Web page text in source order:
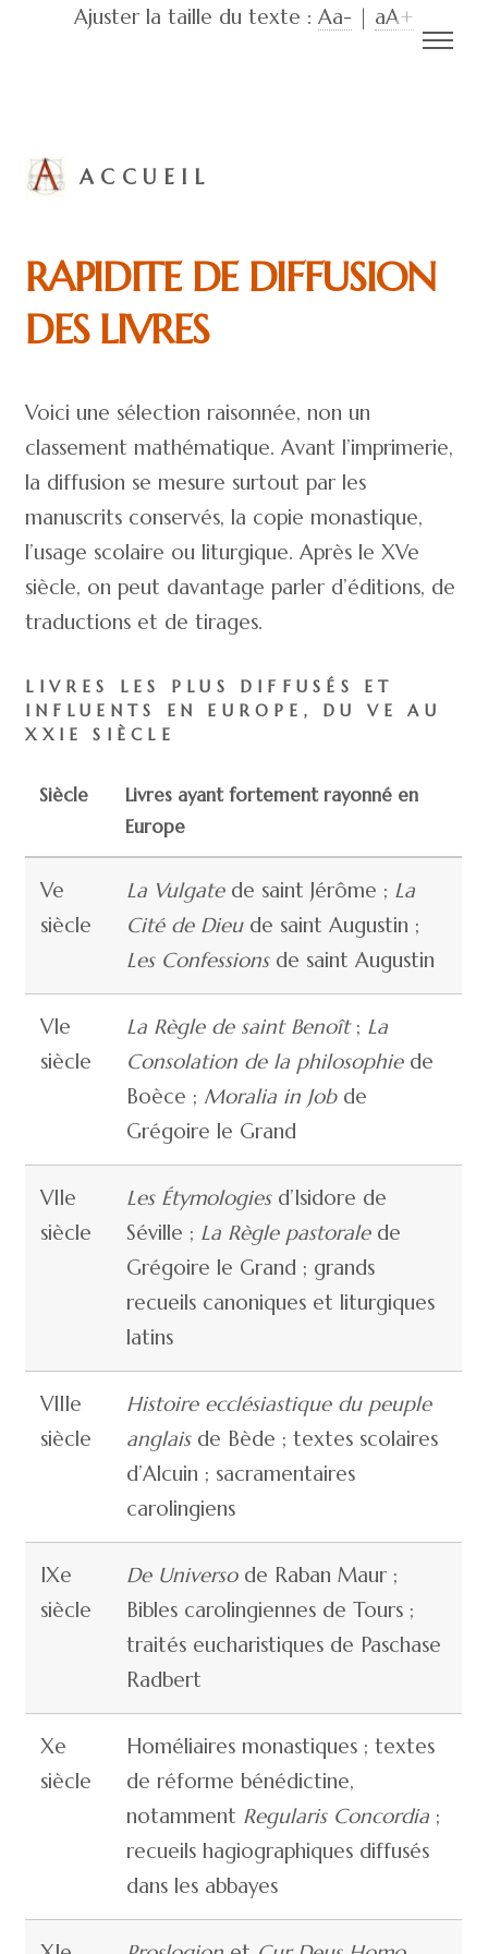
Ajuster la taille du texte : Aa- | aA+
ACCUEIL
RAPIDITE DE DIFFUSION
DES LIVRES
Voici une sélection raisonnée, non un
classement mathématique. Avant l’imprimerie,
la diffusion se mesure surtout par les
manuscrits conservés, la copie monastique,
l’usage scolaire ou liturgique. Après le XVe
siècle, on peut davantage parler d’éditions, de
traductions et de tirages.
LIVRES LES PLUS DIFFUSÉS ET
INFLUENTS EN EUROPE, DU VE AU
XXIE SIÈCLE
Siècle
Livres ayant fortement rayonné en
Europe
Ve
siècle
La Vulgatede saint Jérôme ; La
Cité de Dieude saint Augustin ;
Les Confessionsde saint Augustin
VIe
siècle
La Règle de saint Benoît; La
Consolation de la philosophiede
Boèce ; Moralia in Jobde
Grégoire le Grand
VIIe
siècle
Les Étymologiesd’Isidore de
Séville ; La Règle pastoralede
Grégoire le Grand ; grands
recueils canoniques et liturgiques
latins
VIIIe
siècle
Histoire ecclésiastique du peuple
anglaisde Bède ; textes scolaires
d’Alcuin ; sacramentaires
carolingiens
IXe
siècle
De Universode Raban Maur ;
Bibles carolingiennes de Tours ;
traités eucharistiques de Paschase
Radbert
Xe
siècle
Homéliaires monastiques ; textes
de réforme bénédictine,
notamment Regularis Concordia ;
recueils hagiographiques diffusés
dans les abbayes